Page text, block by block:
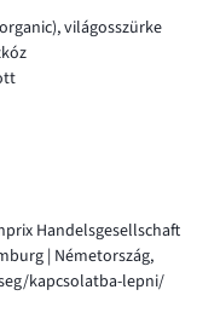
világosszürke
Handelsgesellschaft
| Németország,
kapcsolatba-lepni/